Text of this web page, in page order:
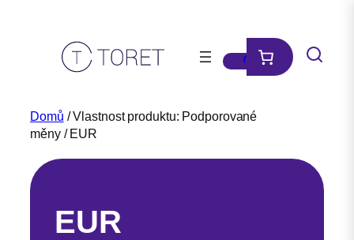
Domů / Vlastnost produktu: Podporované
měny / EUR
EUR